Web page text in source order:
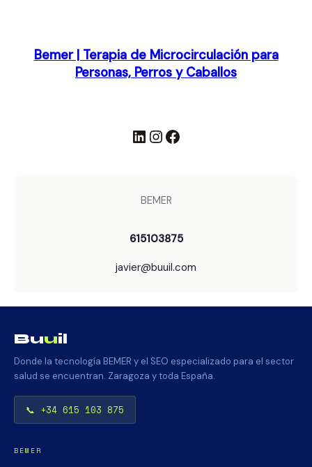
Bemer | Terapia de Microcirculación para
Personas, Perros y Caballos
LinkedIn InstagramFacebook
BEMER
615103875
javier@buuil.com
Buuil
Donde la tecnología BEMER y el SEO especializado para el sector
salud se encuentran. Zaragoza y toda España.
📞 +34 615 103 875
BEMER